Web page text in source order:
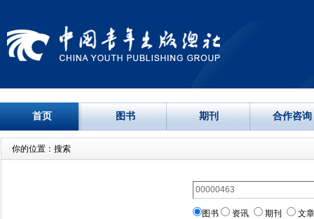
首页 图书 期刊 合作咨询
你的位置：搜索
图书 资讯 期刊 文章